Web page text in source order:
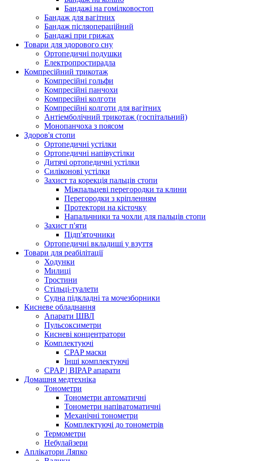
Бандажі на гомілковостоп
Бандаж для вагітних
Бандаж післяопераційний
Бандажі при грижах
Товари для здорового сну
Ортопедичні подушки
Електропростирадла
Компресійний трикотаж
Компресійні гольфи
Компресійні панчохи
Компресійні колготи
Компресійні колготи для вагітних
Антіемболічний трикотаж (госпітальний)
Монопанчоха з поясом
Здоров'я стопи
Ортопедичні устілки
Ортопедичні напівустілки
Дитячі ортопедичні устілки
Силіконові устілки
Захист та корекція пальців стопи
Міжпальцеві перегородки та клини
Перегородки з кріпленням
Протектори на кісточку
Напальчники та чохли для пальців стопи
Захист п'яти
Підп'яточники
Ортопедичні вкладиші у взуття
Товари для реабілітації
Ходунки
Милиці
Тростини
Стільці-туалети
Судна підкладні та мочезборники
Кисневе обладнання
Апарати ШВЛ
Пульсоксиметри
Кисневі концентратори
Комплектуючі
CPAP маски
Інші комплектуючі
CPAP | BIPAP апарати
Домашня медтехніка
Тонометри
Тонометри автоматичні
Тонометри напіватоматичні
Механічні тонометри
Комплектуючі до тонометрів
Термометри
Небулайзери
Аплікатори Ляпко